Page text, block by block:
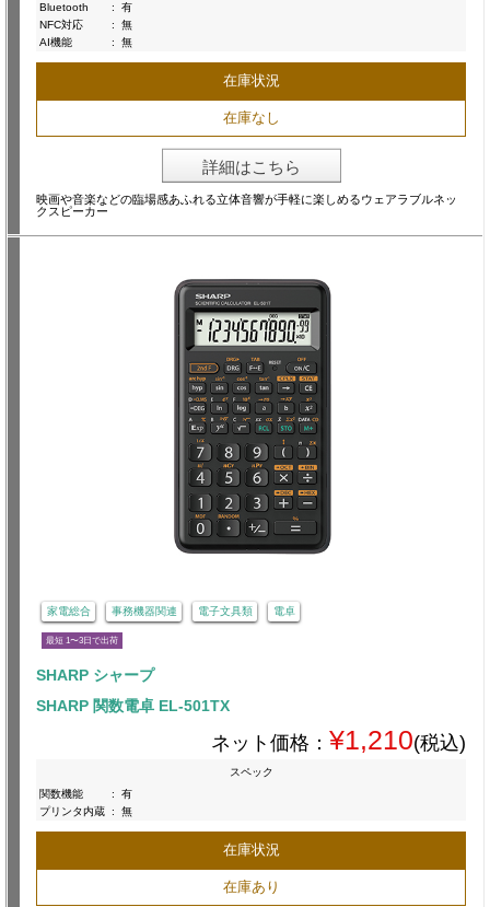
Bluetooth
:
有
NFC対応
:
無
AI機能
: 無
在庫状況
在庫なし
詳細はこちら
映画や音楽などの臨場感あふれる立体音響が手軽に楽しめるウェアラブルネッ
クスピーカー
家電総合 事務機器関連 電子文具類 電卓
最短 1〜3日で出荷
SHARP シャープ
SHARP 関数電卓 EL-501TX
ネット価格： ¥1,210(税込)
スペック
関数機能
:
有
プリンタ内蔵 : 無
在庫状況
在庫あり